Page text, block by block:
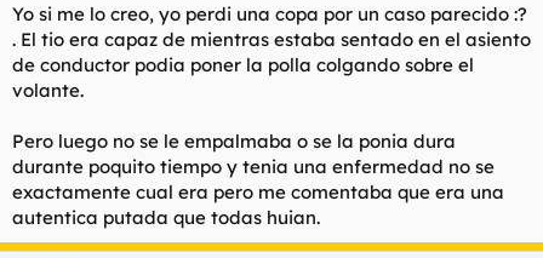
Yo si me lo creo, yo perdi una copa por un caso parecido :?
. El tio era capaz de mientras estaba sentado en el asiento
de conductor podia poner la polla colgando sobre el
volante.
Pero luego no se le empalmaba o se la ponia dura
durante poquito tiempo y tenia una enfermedad no se
exactamente cual era pero me comentaba que era una
autentica putada que todas huian.